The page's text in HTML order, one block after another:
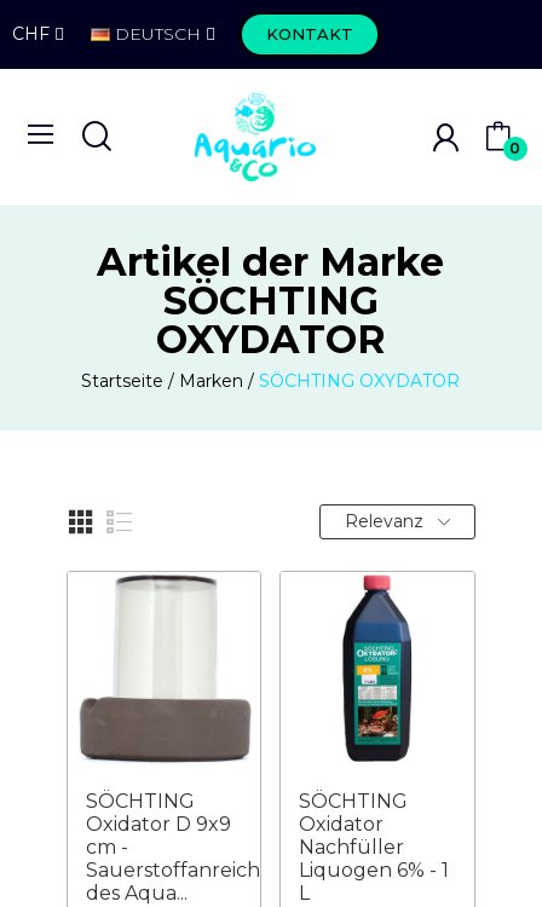
CHF DEUTSCH KONTAKT
0
Artikel der Marke
SÖCHTING
OXYDATOR
Startseite Marken SÖCHTING OXYDATOR
Relevanz
SÖCHTING
Oxidator D 9x9
cm -
Sauerstoffanreicherung
des Aqua...
SÖCHTING
Oxidator
Nachfüller
Liquogen 6% - 1
L